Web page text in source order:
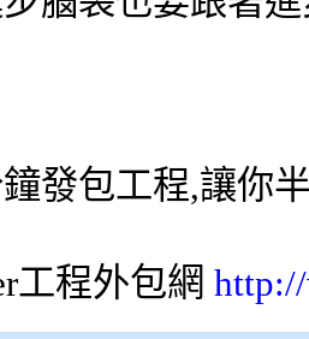
發包工程,讓你
工程外包網